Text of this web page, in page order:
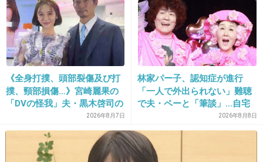
31. 匿名2026/06/03(水) 19:18:49
変な人以外は
+6 -2
できることはします
にでも起きる
るのは無理」
《全身打撲、頭部裂傷及び打
撲、頸部損傷…》宮崎麗果の
「DVの怪我」夫・黒木啓司の
逮捕で始まる「夫婦の闘争」
2026年8月7日
林家パー子、認知症が進行
「一人で外出られない」難聴
で夫・ペーと「筆談」…自宅
2026年8月8日